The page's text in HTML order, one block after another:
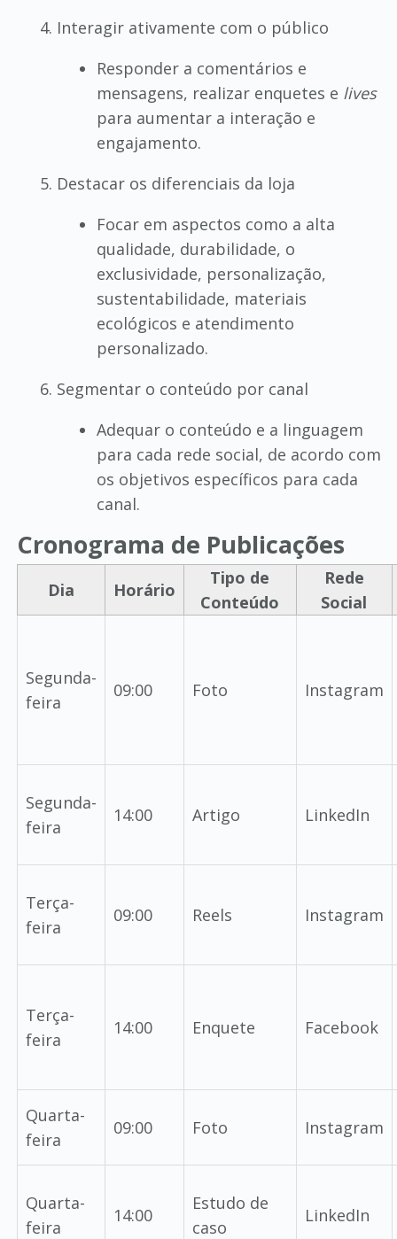
Interagir ativamente com o público
Responder a comentários e
mensagens, realizar enquetes e lives
para aumentar a interação e
engajamento.
Destacar os diferenciais da loja
Focar em aspectos como a alta
qualidade, durabilidade, o
exclusividade, personalização,
sustentabilidade, materiais
ecológicos e atendimento
personalizado.
Segmentar o conteúdo por canal
Adequar o conteúdo e a linguagem
para cada rede social, de acordo com
os objetivos específicos para cada
canal.
Cronograma de Publicações
Dia Horário
Tipo de
Conteúdo
Rede
Social
Segunda-
feira
09:00 Foto Instagram
Segunda-
feira
14:00 Artigo LinkedIn
Terça-
feira
09:00 Reels Instagram
Terça-
feira
14:00 Enquete Facebook
Quarta-
feira
09:00 Foto Instagram
Quarta-
feira
14:00
Estudo de
caso
LinkedIn